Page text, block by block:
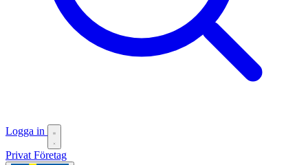
Logga in
Privat Företag